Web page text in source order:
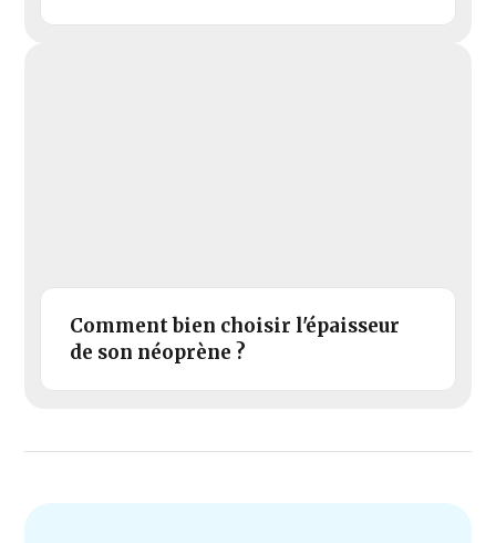
Comment bien choisir l'épaisseur
de son néoprène ?